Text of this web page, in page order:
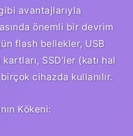
avantajlarıyla
önemli bir devrim
flash bellekler, USB
SSD’ler (katı hal
cihazda kullanılır.
Kökeni: